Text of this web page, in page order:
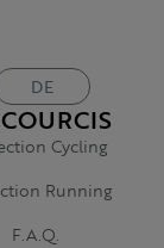
Cycling
Running
F.A.Q.
DE